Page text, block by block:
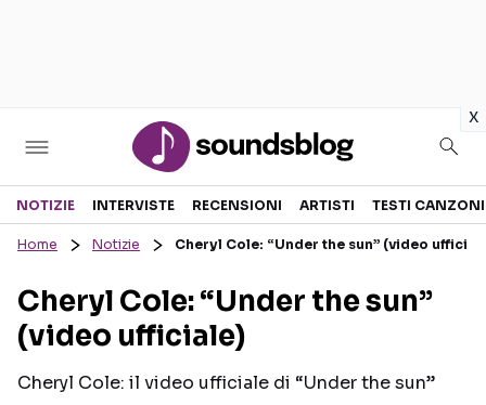
x
Sezioni
RECENSIONI MUSICALI
INTERVISTE
GOSSIP E CURIOSITÀ
TESTI CANZONI
TALENT SHOW
NOTIZIE INTERVISTE RECENSIONI ARTISTI TESTI CANZONI
Home Notizie Cheryl Cole: “Under the sun” (video
Cheryl Cole: “Under the sun”
(video ufficiale)
Cheryl Cole: il video ufficiale di “Under the sun”